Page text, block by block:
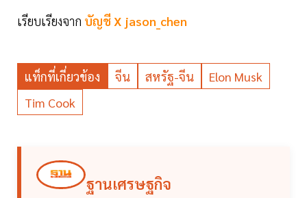
เรียบเรียงจาก บัญชี X jason_chen
แท็กที่เกี่ยวข้อง จีน สหรัฐ-จีน
Elon Musk
Tim Cook
ฐานเศรษฐกิจ